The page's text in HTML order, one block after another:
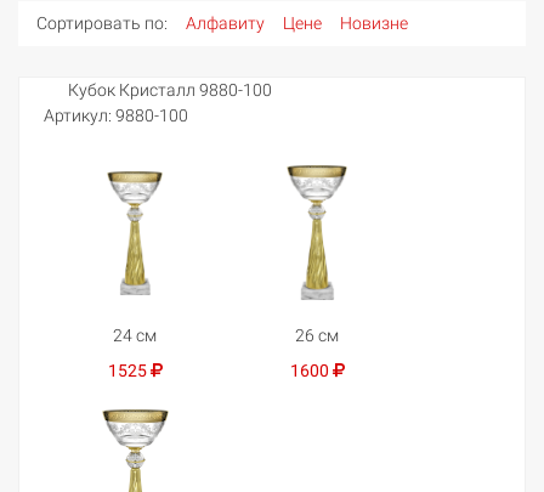
Сортировать по: Алфавиту Цене Новизне
Кубок Кристалл 9880-100
Артикул: 9880-100
24 см
1525
26 см
1600